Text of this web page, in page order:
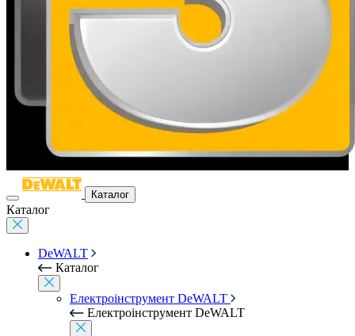
Каталог
Каталог
DeWALT
Каталог
Електроінструмент DeWALT
Електроінструмент DeWALT